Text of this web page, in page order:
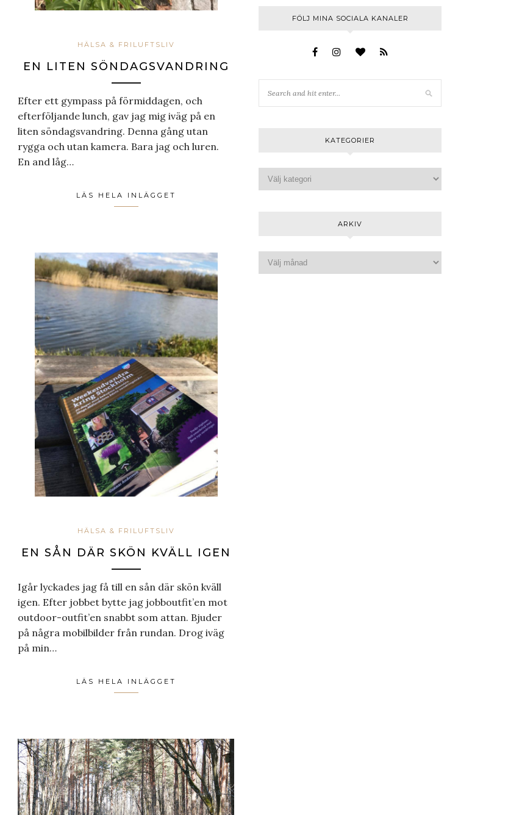
HÄLSA & FRILUFTSLIV
EN LITEN SÖNDAGSVANDRING
Efter ett gympass på förmiddagen, och
efterföljande lunch, gav jag mig iväg på en
liten söndagsvandring. Denna gång utan
rygga och utan kamera. Bara jag och luren.
En and låg…
LÄS HELA INLÄGGET
HÄLSA & FRILUFTSLIV
EN SÅN DÄR SKÖN KVÄLL IGEN
Igår lyckades jag få till en sån där skön kväll
igen. Efter jobbet bytte jag jobboutfit’en mot
outdoor-outfit’en snabbt som attan. Bjuder
på några mobilbilder från rundan. Drog iväg
på min…
LÄS HELA INLÄGGET
FÖLJ MINA SOCIALA KANALER
KATEGORIER
ARKIV